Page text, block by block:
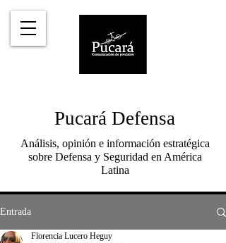
Pucará Defensa
Análisis, opinión e información estratégica
sobre Defensa y Seguridad en América
Latina
Entrada
Florencia Lucero Heguy